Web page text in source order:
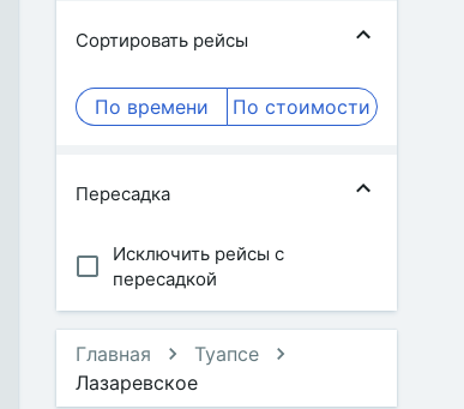
Сортировать рейсы
По времени По стоимости
Пересадка
Исключить рейсы с
пересадкой
Главная
Туапсе
Лазаревское